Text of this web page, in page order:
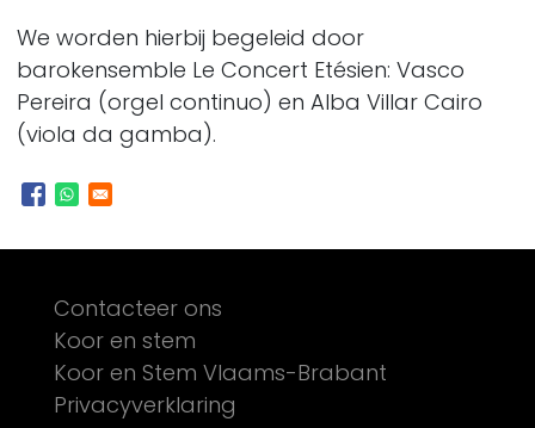
We worden hierbij begeleid door
barokensemble Le Concert Etésien: Vasco
Pereira (orgel continuo) en Alba Villar Cairo
(viola da gamba).
Footer
Contacteer ons
Koor en stem
Koor en Stem Vlaams-Brabant
Privacyverklaring